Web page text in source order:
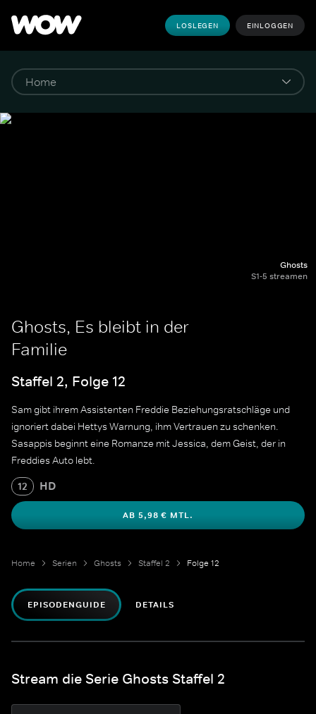
LOSLEGEN EINLOGGEN
Ghosts
S1-5 streamen
Ghosts, Es bleibt in der
Familie
Staffel 2, Folge 12
Sam gibt ihrem Assistenten Freddie Beziehungsratschläge und
ignoriert dabei Hettys Warnung, ihm Vertrauen zu schenken.
Sasappis beginnt eine Romanze mit Jessica, dem Geist, der in
Freddies Auto lebt.
12 HD
AB 5,98 € MTL.
Home Serien Ghosts Staffel 2 Folge 12
EPISODENGUIDE DETAILS
Stream die Serie Ghosts Staffel 2